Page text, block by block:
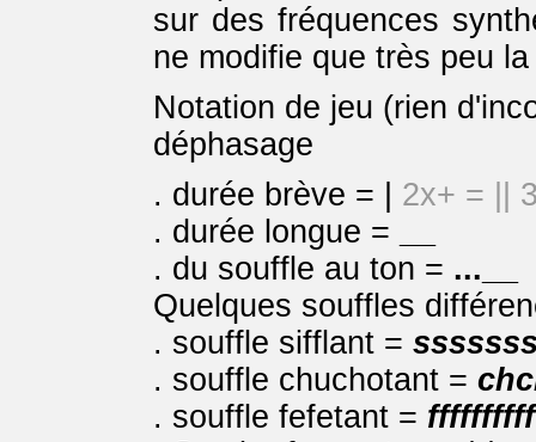
sur des fréquences
ne modifie que très peu
Notation de jeu (rien
déphasage
. durée brève = | 2x+ = ||
. durée longue =
. du souffle au ton = ...__
Quelques souffles
. souffle sifflant =
. souffle chuchotant =
. souffle fefetant = ffffffffff